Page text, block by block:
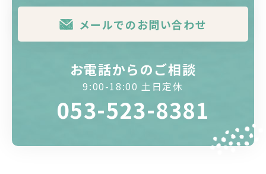
メールでのお問い合わせ
お電話からのご相談
9:00-18:00 土日定休
053-523-8381